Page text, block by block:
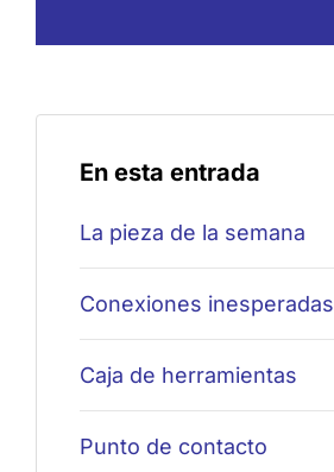
En esta entrada
La pieza de la semana
Conexiones inesperadas
Caja de herramientas
Punto de contacto